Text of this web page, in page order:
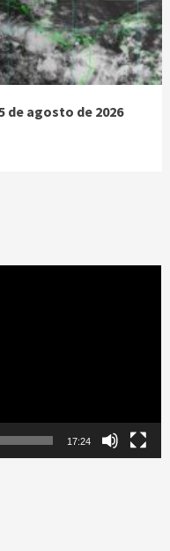
de agosto de 2026
17:24